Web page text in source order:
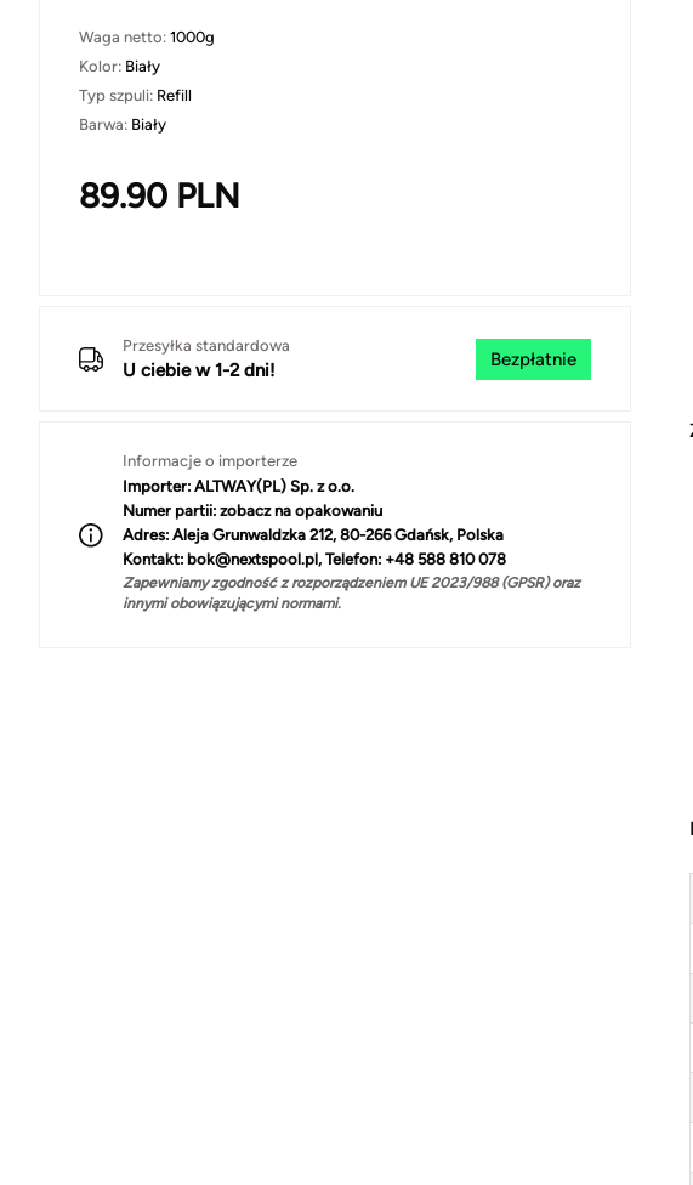
Waga netto: 1000g
Kolor: Biały
Typ szpuli: Refill
Barwa: Biały
89.90 PLN
Przesyłka standardowa
U ciebie w 1-2 dni!
Bezpłatnie
Informacje o importerze
Importer: ALTWAY(PL) Sp. z o.o.
Numer partii: zobacz na opakowaniu
Adres: Aleja Grunwaldzka 212, 80-266 Gdańsk, Polska
Kontakt: bok@nextspool.pl, Telefon: +48 588 810 078
Zapewniamy zgodność z rozporządzeniem UE 2023/988 (GPSR) oraz
innymi obowiązującymi normami.